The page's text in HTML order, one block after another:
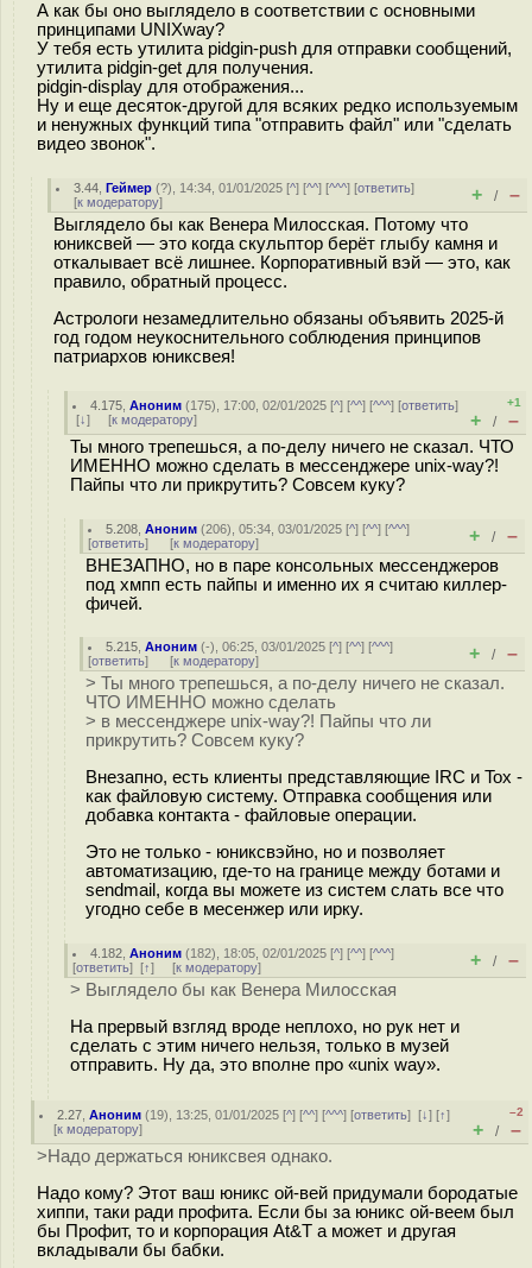
А как бы оно выглядело в соответствии с основными
принципами UNIXway?
У тебя есть утилита pidgin-push для отправки сообщений,
утилита pidgin-get для получения.
pidgin-display для отображения...
Ну и еще десяток-другой для всяких редко используемым
и ненужных функций типа "отправить файл" или "сделать
видео звонок".
3.44 ,Геймер (?), 14:34, 01/01/2025 [^] [^^] [^^^] [ответить]
[к модератору] + / –
Выглядело бы как Венера Милосская. Потому что
юниксвей — это когда скульптор берёт глыбу камня и
откалывает всё лишнее. Корпоративный вэй — это, как
правило, обратный процесс.
Астрологи незамедлительно обязаны объявить 2025-й
год годом неукоснительного соблюдения принципов
патриархов юниксвея!
4.175 ,Аноним (175), 17:00, 02/01/2025 [^] [^^] [^^^] [ответить]
[↓] [к модератору]
+1
+ / –
Ты много трепешься, а по-делу ничего не сказал. ЧТО
ИМЕННО можно сделать в мессенджере unix-way?!
Пайпы что ли прикрутить? Совсем куку?
5.208 ,Аноним (206), 05:34, 03/01/2025 [^] [^^] [^^^]
[ответить] [к модератору] + / –
ВНЕЗАПНО, но в паре консольных мессенджеров
под хмпп есть пайпы и именно их я считаю киллер-
фичей.
5.215 ,Аноним (-), 06:25, 03/01/2025 [^] [^^] [^^^]
[ответить] [к модератору] + / –
> Ты много трепешься, а по-делу ничего не сказал.
ЧТО ИМЕННО можно сделать
> в мессенджере unix-way?! Пайпы что ли
прикрутить? Совсем куку?
Внезапно, есть клиенты представляющие IRC и Tox -
как файловую систему. Отправка сообщения или
добавка контакта - файловые операции.
Это не только - юниксвэйно, но и позволяет
автоматизацию, где-то на границе между ботами и
sendmail, когда вы можете из систем слать все что
угодно себе в месенжер или ирку.
4.182 ,Аноним (182), 18:05, 02/01/2025 [^] [^^] [^^^]
[ответить] [↑] [к модератору] + / –
> Выглядело бы как Венера Милосская
На прервый взгляд вроде неплохо, но рук нет и
сделать с этим ничего нельзя, только в музей
отправить. Ну да, это вполне про «unix way».
2.27 ,Аноним (19), 13:25, 01/01/2025 [^] [^^] [^^^] [ответить][↓] [↑]
[к модератору]
–2
+ / –
>Надо держаться юниксвея однако.
Надо кому? Этот ваш юникс ой-вей придумали бородатые
хиппи, таки ради профита. Если бы за юникс ой-веем был
бы Профит, то и корпорация At&T а может и другая
вкладывали бы бабки.